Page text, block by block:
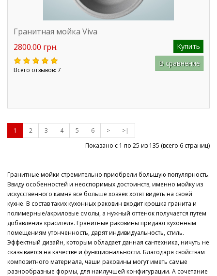
Гранитная мойка Viva
2800.00 грн.
Купить
Всего отзывов: 7
В сравнение
1 2 3 4 5 6 >
>|
Показано с 1 по 25 из 135 (всего 6 страниц)
Гранитные мойки стремительно приобрели большую популярность.
Ввиду особенностей и неоспоримых достоинств, именно мойку из
искусственного камня всё больше хозяек хотят видеть на своей
кухне. В состав таких кухонных раковин входит крошка гранита и
полимерные/акриловые смолы, а нужный оттенок получается путем
добавления красителя. Гранитные раковины придают кухонным
помещениям утонченность, дарят индивидуальность, стиль.
Эффектный дизайн, которым обладает данная сантехника, ничуть не
сказывается на качестве и функциональности. Благодаря свойствам
композитного материала, чаши раковины могут иметь самые
разнообразные формы, для наилучшей конфигурации. А сочетание